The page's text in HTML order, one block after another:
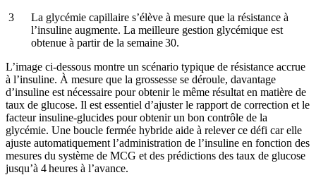
La glycémie capillaire s’élève à mesure que la résistance à
l’insuline augmente. La meilleure gestion glycémique est
obtenue à partir de la semaine 30.
L’image ci-dessous montre un scénario typique de résistance accrue
à l’insuline. À mesure que la grossesse se déroule, davantage
d’insuline est nécessaire pour obtenir le même résultat en matière de
taux de glucose. Il est essentiel d’ajuster le rapport de correction et le
facteur insuline-glucides pour obtenir un bon contrôle de la
glycémie. Une boucle fermée hybride aide à relever ce défi car elle
ajuste automatiquement l’administration de l’insuline en fonction des
mesures du système de MCG et des prédictions des taux de glucose
jusqu’à 4 heures à l’avance.